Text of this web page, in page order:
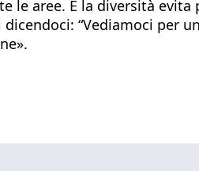
le aree. E la diversità evita
“Vediamoci per